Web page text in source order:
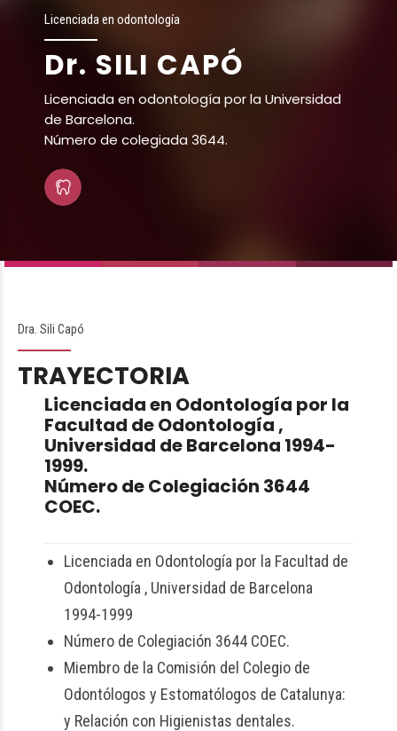
Licenciada en odontología
Dr. SILI CAPÓ
Licenciada en odontología por la Universidad
de Barcelona.
Número de colegiada 3644.
Dra. Sili Capó
TRAYECTORIA
Licenciada en Odontología por la
Facultad de Odontología ,
Universidad de Barcelona 1994-
1999.
Número de Colegiación 3644
COEC.
Licenciada en Odontología por la Facultad de
Odontología , Universidad de Barcelona
1994-1999
Número de Colegiación 3644 COEC.
Miembro de la Comisión del Colegio de
Odontólogos y Estomatólogos de Catalunya:
y Relación con Higienistas dentales.